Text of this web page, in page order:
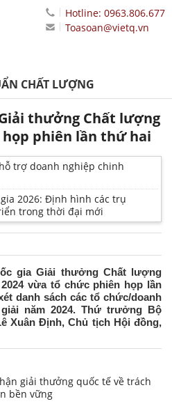
Hotline: 0963.806.677
Toasoan@vietq.vn
CHẤT LƯỢNG
thưởng Chất lượng
họp phiên lần thứ hai
trợ doanh nghiệp chinh
2026: Định hình các trụ
trong thời đại mới
gia Giải thưởng Chất lượng
vừa tổ chức phiên họp lần
danh sách các tổ chức/doanh
năm 2024. Thứ trưởng Bộ
Xuân Định, Chủ tịch Hội đồng,
giải thưởng quốc tế về trách
bền vững